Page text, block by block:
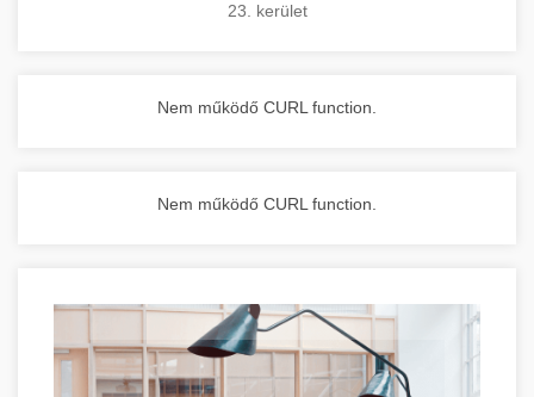
23. kerület
Nem működő CURL function.
Nem működő CURL function.